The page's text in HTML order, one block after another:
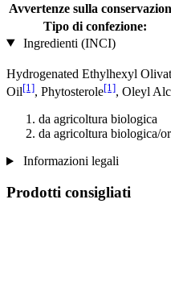
Avvertenze sulla
Tipo di confezione:
Ingredienti (INCI)
Hydrogenated Ethylhexyl
Oil[1], Phytosterole[1], Oleyl
da agricoltura biologica
da agricoltura biologica/
Informazioni legali
Prodotti consigliati